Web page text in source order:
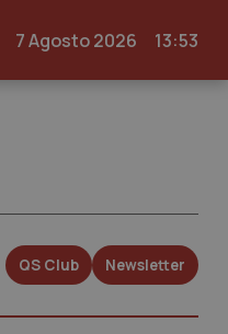
7 Agosto 2026 13:53
QS Club Newsletter